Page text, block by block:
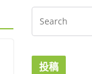
投稿